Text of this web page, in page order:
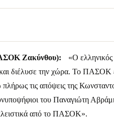
Ζακύνθου): «Ο ελληνικός
διέλυσε την χώρα. Το ΠΑΣΟΚ
πλήρως τις απόψεις της
του Παναγιώτη
από το ΠΑΣΟΚ».